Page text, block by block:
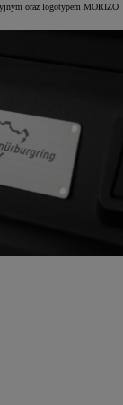
oraz logotypem MORIZO